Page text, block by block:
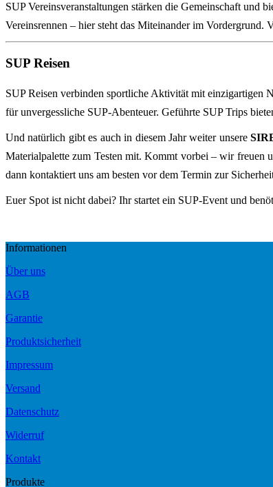
SUP Vereinsveranstaltungen stärken die Gemeinschaft und
Vereinsrennen – hier steht das Miteinander im Vordergrund.
SUP Reisen
SUP Reisen verbinden sportliche Aktivität mit einzigartigen
für unvergessliche SUP‑Abenteuer. Geführte SUP Trips
Und natürlich gibt es auch in diesem Jahr weiter unsere
Materialpalette zum Testen mit. Kommt vorbei – wir freuen
dann kontaktiert uns am besten vor dem Termin zur
Euer Spot ist nicht dabei? Ihr startet ein SUP-Event und
Informationen
Über uns
AGB
Garantie
Produktsicherheit
Impressum
Versand
Datenschutz
Widerruf
Kontakt
Produkte